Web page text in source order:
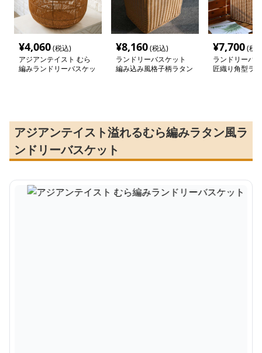
¥4,060(税込)
アジアンテイスト むら
編みランドリーバスケッ
¥8,160(税込)
ランドリーバスケット
編み込み風格子柄ラタン
¥7,700(税
ランドリーバ
匠織り角型ラ
アジアンテイスト溢れるむら編みラタン風ラ
ンドリーバスケット